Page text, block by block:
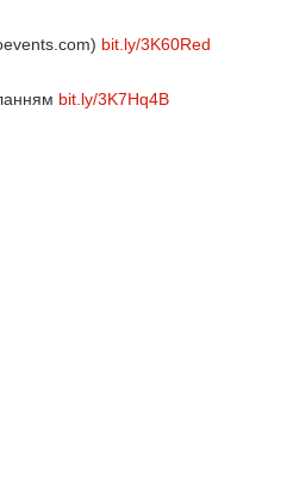
bit.ly/3K60Red
bit.ly/3K7Hq4B